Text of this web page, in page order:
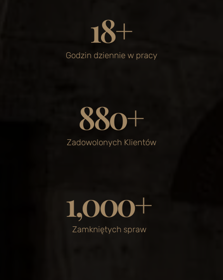
18+
Godzin dziennie w pracy
880+
Zadowolonych Klientów
1,000+
Zamkniętych spraw